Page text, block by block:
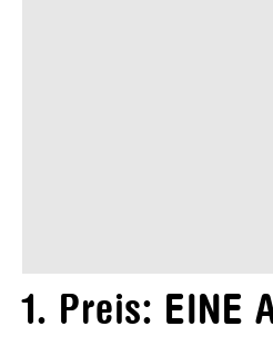
1. Preis: EINE